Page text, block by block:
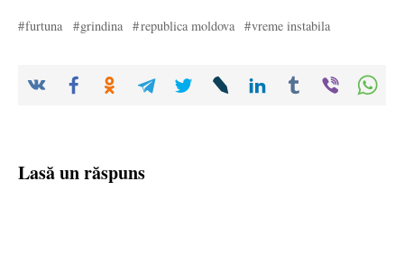
furtuna grindina republica moldova vreme instabila
Lasă un răspuns